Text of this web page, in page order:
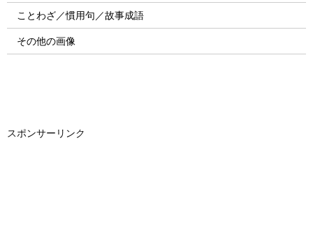
ことわざ／慣用句／故事成語
その他の画像
スポンサーリンク